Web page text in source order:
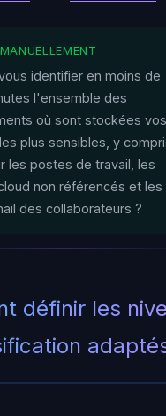
identifier en moins de
l'ensemble des
où sont stockées vos
plus sensibles, y
les postes de travail, les
non référencés et les
des collaborateurs ?
définir les